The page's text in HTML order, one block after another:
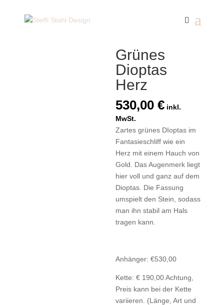
Grünes
Dioptas
Herz
530,00€ inkl.
MwSt.
Zartes grünes DIoptas im
Fantasieschliff wie ein
Herz mit einem Hauch von
Gold. Das Augenmerk liegt
hier voll und ganz auf dem
Dioptas. Die Fassung
umspielt den Stein, sodass
man ihn stabil am Hals
tragen kann.
Anhänger: €530,00
Kette: € 190,00 Achtung,
Preis kann bei der Kette
variieren. (Länge, Art und